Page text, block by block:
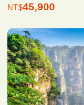
NT$45,900